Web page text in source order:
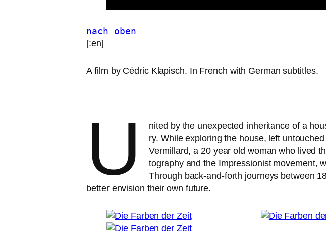
nach oben
[:en]
A film by Cédric Klapisch. In French with German subtitles.
U
nited by the unex­pec­ted inhe­ri­tance of a
ry. While explo­ring the house, left
Vermillard, a 20 year old woman who lived
to­gra­phy and the Impressionist move­ment,
Through back-and-forth jour­neys bet­ween
bet­ter envi­si­on their own future.